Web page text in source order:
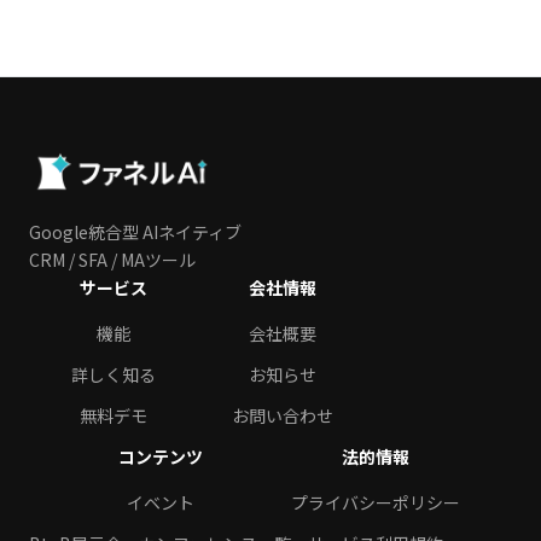
Google統合型 AIネイティブ
CRM / SFA / MAツール
サービス
機能
詳しく知る
無料デモ
会社情報
会社概要
お知らせ
お問い合わせ
コンテンツ
イベント
法的情報
プライバシーポリシー